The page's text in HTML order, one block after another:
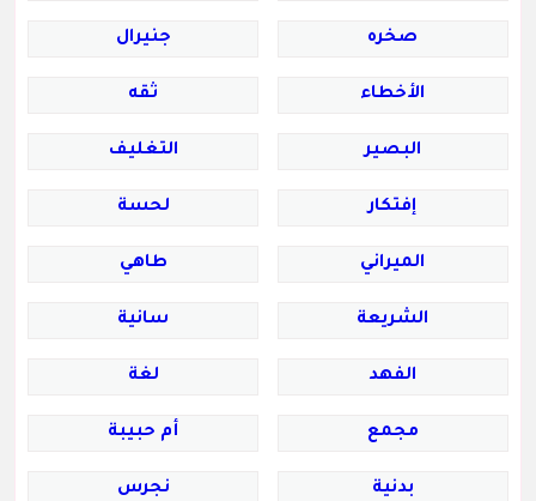
صخره جنيرال
الأخطاء ثقه
البصير التغليف
إفتكار لحسة
الميراني طاهي
الشريعة سانية
الفهد لغة
مجمع أم حبيبة
بدنية نجرس